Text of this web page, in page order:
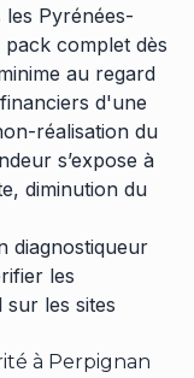
les Pyrénées-
complet dès
au regard
d'une
réalisation du
s’expose à
diminution du
diagnostiqueur
les
les sites
à Perpignan